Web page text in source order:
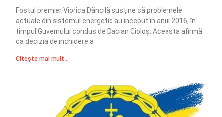
Fostul premier Viorica Dăncilă susține că problemele
actuale din sistemul energetic au început în anul 2016, în
timpul Guvernului condus de Dacian Cioloș. Aceasta afirmă
că decizia de închidere a
Citește mai mult ..